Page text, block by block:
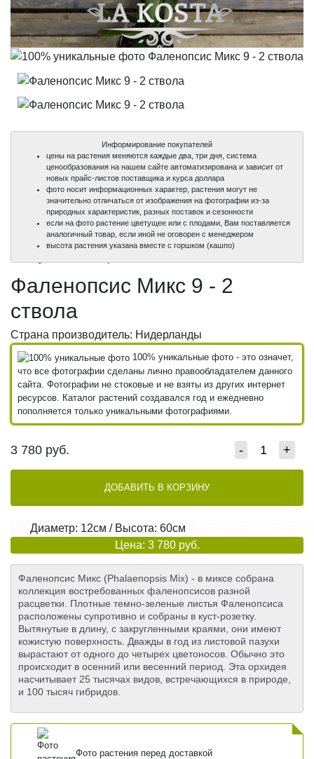
100%
100%
Информирование покупателей
цены на растения меняются каждые два, три дня, система
ценообразования на нашем сайте автоматизирована и зависит от
новых прайс-листов поставщика и курса доллара
фото носит информационных характер, растения могут не
значительно отличаться от изображения на фотографии из-за
природных характеристик, разных поставок и сезонности
если на фото растение цветущее или с плодами, Вам поставляется
аналогичный товар, если иной не оговорен с менеджером
высота растения указана вместе с горшком (кашпо)
Фаленопсис Микс 9 - 2
ствола
Страна производитель: Нидерланды
100% уникальные фото - это означет,
что все фотографии сделаны лично правообладателем данного
сайта. Фотографии не стоковые и не взяты из других интернет
ресурсов. Каталог растений создавался год и ежедневно
пополняется только уникальными фотографиями.
3 780 руб. - +
ДОБАВИТЬ В КОРЗИНУ
Диаметр: 12см / Высота: 60см
Цена: 3 780 руб.
Фаленопсис Микс (Phalaenopsis Mix) - в миксе собрана
коллекция востребованных фаленопсисов разной
расцветки. Плотные темно-зеленые листья Фаленопсиса
расположены супротивно и собраны в куст-розетку.
Вытянутые в длину, с закругленными краями, они имеют
кожистую поверхность. Дважды в год из листовой пазухи
вырастают от одного до четырех цветоносов. Обычно это
происходит в осенний или весенний период. Эта орхидея
насчитывает 25 тысячах видов, встречающихся в природе,
и 100 тысяч гибридов.
Фото растения перед доставкой